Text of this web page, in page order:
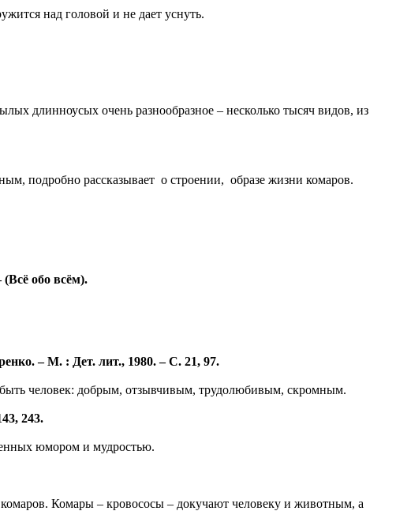
над головой и не дает уснуть.
длинноусых очень разнообразное – несколько тысяч видов, из
подробно рассказывает о строении, образе жизни комаров.
обо всём).
– М. : Дет. лит., 1980. – С. 21, 97.
человек: добрым, отзывчивым, трудолюбивым, скромным.
243.
юмором и мудростью.
Комары – кровососы – докучают человеку и животным, а